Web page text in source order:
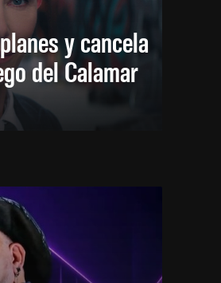
y cancela
del Calamar